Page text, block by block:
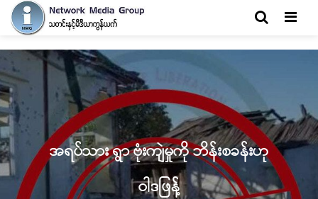
အရပ်သား ရွာ ဗုံးကျဲမှုကို ဘိန်းစခန်းဟု
ဝါဒဖြန့်